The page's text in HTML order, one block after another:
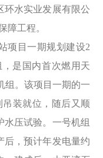
环水实业发展有限公
障工程。
目一期规划建设2
是国内首次燃用天
组。该项目一期的一
装就位，随后又顺
压试验。一号机组
后，预计年发电量约